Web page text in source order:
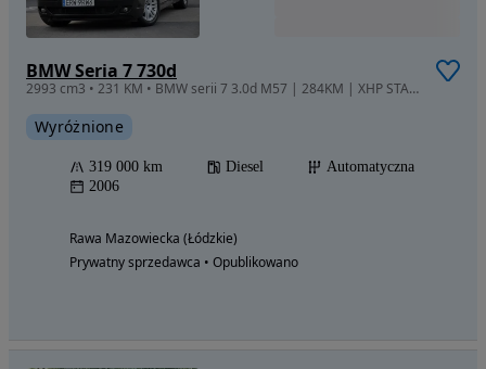
BMW Seria 7 730d
2993 cm3 • 231 KM • BMW serii 7 3.0d M57 | 284KM | XHP STAGE 3 | GARAŻOWANE
Wyróżnione
319 000 km Diesel
Automatyczna
2006
Rawa Mazowiecka (Łódzkie)
Prywatny sprzedawca • Opublikowano